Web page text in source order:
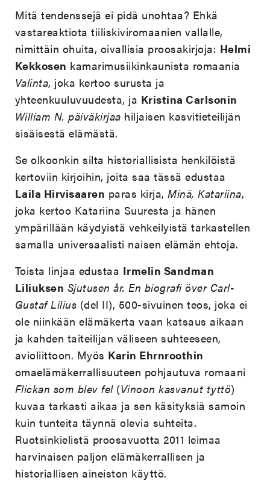
Mitä tendenssejä ei pidä unohtaa? Ehkä
vastareaktiota tiiliskiviromaanien vallalle,
nimittäin ohuita, oivallisia proosakirjoja: Helmi
Kekkosen kamarimusiikinkaunista romaania
Valinta, joka kertoo surusta ja
yhteenkuuluvuudesta, ja Kristina Carlsonin
William N. päiväkirjaa hiljaisen kasvitieteilijän
sisäisestä elämästä.
Se olkoonkin silta historiallisista henkilöistä
kertoviin kirjoihin, joita saa tässä edustaa
Laila Hirvisaaren paras kirja,Minä, Katariina,
joka kertoo Katariina Suuresta ja hänen
ympärillään käydyistä vehkeilyistä tarkastellen
samalla universaalisti naisen elämän ehtoja.
Toista linjaa edustaa Irmelin Sandman
Liliuksen Sjutusen år. En biografi över Carl-
Gustaf Lilius (del II), 500-sivuinen teos, joka ei
ole niinkään elämäkerta vaan katsaus aikaan
ja kahden taiteilijan väliseen suhteeseen,
avioliittoon. Myös Karin Ehrnroothin
omaelämäkerrallisuuteen pohjautuva romaani
Flickan som blev fel(Vinoon kasvanut tyttö)
kuvaa tarkasti aikaa ja sen käsityksiä samoin
kuin tunteita täynnä olevia suhteita.
Ruotsinkielistä proosavuotta 2011 leimaa
harvinaisen paljon elämäkerrallisen ja
historiallisen aineiston käyttö.